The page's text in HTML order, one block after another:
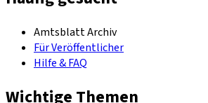
Amtsblatt Archiv
Für Veröffentlicher
Hilfe & FAQ
Wichtige Themen